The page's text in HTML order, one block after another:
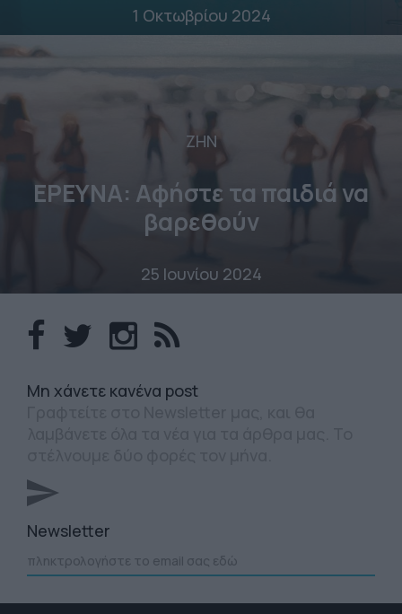
1 Οκτωβρίου 2024
ΖΗΝ
ΕΡΕΥΝΑ: Αφήστε τα παιδιά να
βαρεθούν
25 Ιουνίου 2024
Mη χάνετε κανένα post
Newsletter